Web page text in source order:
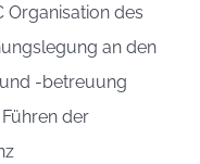
Organisation des
an den
-betreuung
der